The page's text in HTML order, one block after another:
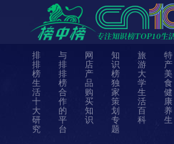
排
排
榜
生
活
十
大
研
究
与
排
排
榜
合
作
的
平
台
网
店
产
品
购
买
知
识
知
识
榜
独
家
策
划
专
题
旅
游
大
学
生
活
百
科
特
产
美
食
健
康
养
生